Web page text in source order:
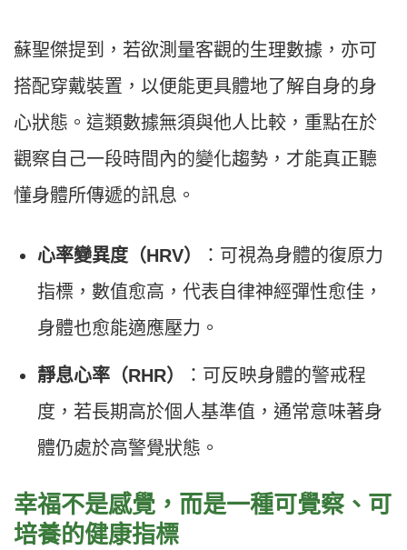
蘇聖傑提到，若欲測量客觀的生理數據，亦可
搭配穿戴裝置，以便能更具體地了解自身的身
心狀態。這類數據無須與他人比較，重點在於
觀察自己一段時間內的變化趨勢，才能真正聽
懂身體所傳遞的訊息。
心率變異度（HRV）
：可視為身體的復原力
指標，數值愈高，代表自律神經彈性愈佳，
身體也愈能適應壓力。
靜息心率（RHR）
：可反映身體的警戒程
度，若長期高於個人基準值，通常意味著身
體仍處於高警覺狀態。
幸福不是感覺，而是一種可覺察、可
培養的健康指標